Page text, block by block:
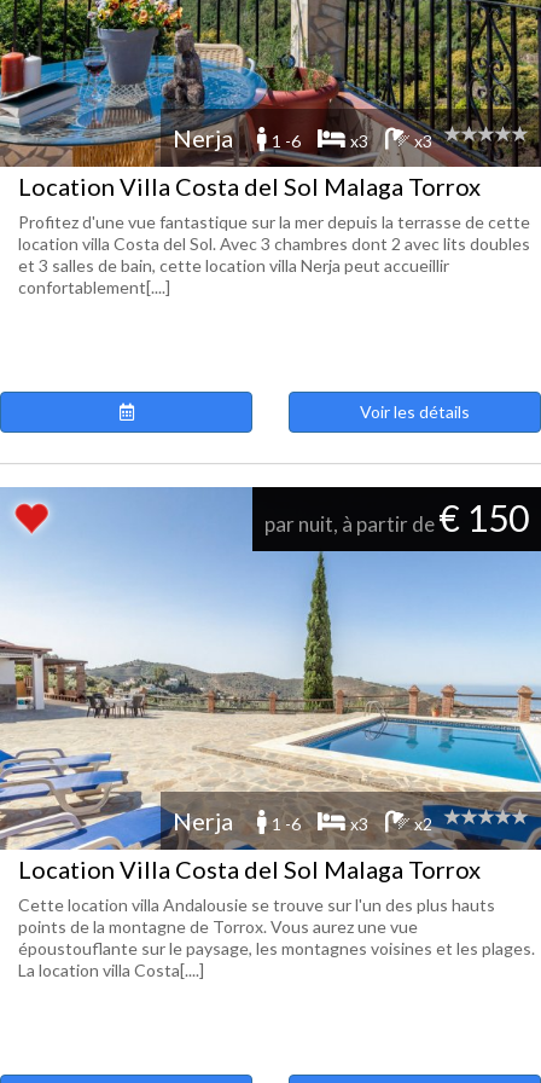
Nerja 1 -6 x3 x3
Location Villa Costa del Sol Malaga Torrox
Profitez d'une vue fantastique sur la mer depuis la terrasse de cette
location villa Costa del Sol. Avec 3 chambres dont 2 avec lits doubles
et 3 salles de bain, cette location villa Nerja peut accueillir
confortablement[....]
Voir les détails
par nuit, à partir de€ 150
Nerja 1 -6 x3 x2
Location Villa Costa del Sol Malaga Torrox
Cette location villa Andalousie se trouve sur l'un des plus hauts
points de la montagne de Torrox. Vous aurez une vue
époustouflante sur le paysage, les montagnes voisines et les plages.
La location villa Costa[....]